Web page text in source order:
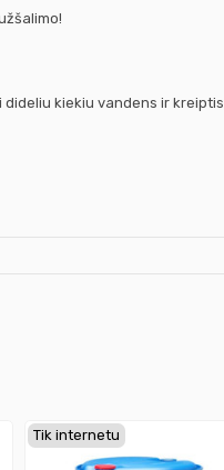
kiekiu vandens ir
Tik internetu